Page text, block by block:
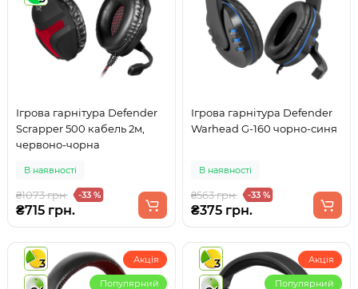
Ігрова гарнітура Defender
Scrapper 500 кабель 2м,
червоно-чорна
В наявності
₴1073 грн. -33 %
₴715 грн.
Ігрова гарнітура Defender
Warhead G-160 чорно-синя
В наявності
₴563 грн. -33 %
₴375 грн.
3
Акція
Популярний
3
Акція
Популярний